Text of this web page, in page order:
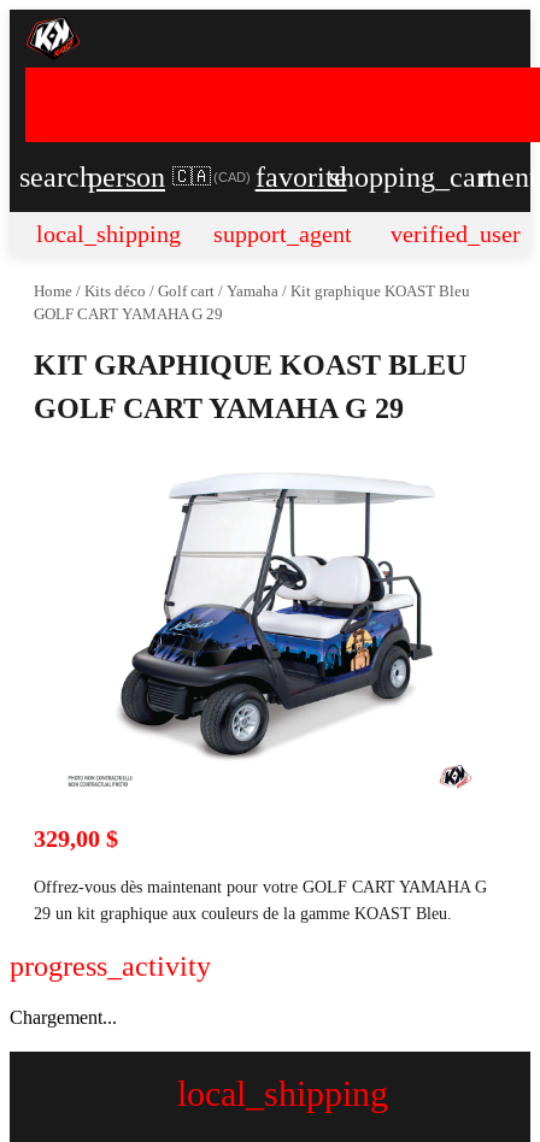
searchperson 🇨🇦 (CAD) favoriteshopping_cart
local_shipping support_agent verified_user
Home / Kits déco / Golf cart / Yamaha / Kit graphique KOAST Bleu
GOLF CART YAMAHA G 29
KIT GRAPHIQUE KOAST BLEU
GOLF CART YAMAHA G 29
329,00 $
Offrez-vous dès maintenant pour votre GOLF CART YAMAHA G
29 un kit graphique aux couleurs de la gamme KOAST Bleu.
progress_activity
Chargement...
local_shipping